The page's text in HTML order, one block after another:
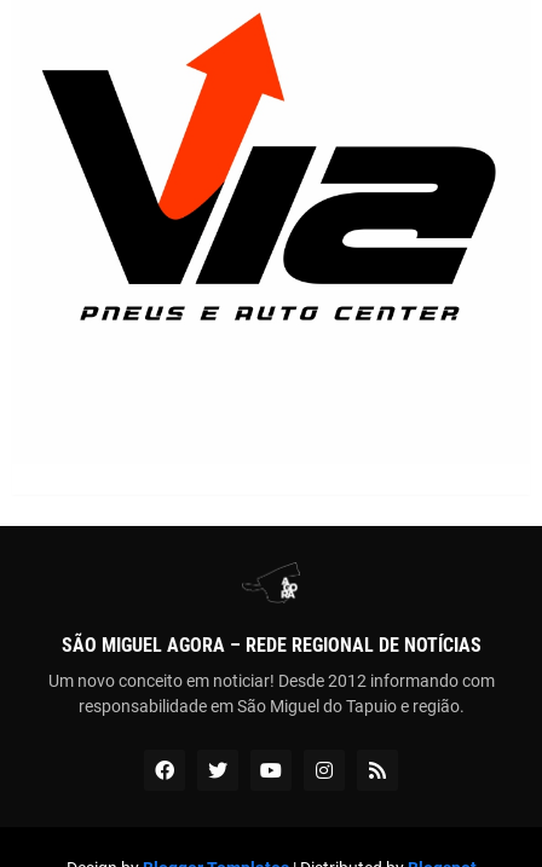
SÃO MIGUEL AGORA – REDE REGIONAL DE NOTÍCIAS
Um novo conceito em noticiar! Desde 2012 informando com
responsabilidade em São Miguel do Tapuio e região.